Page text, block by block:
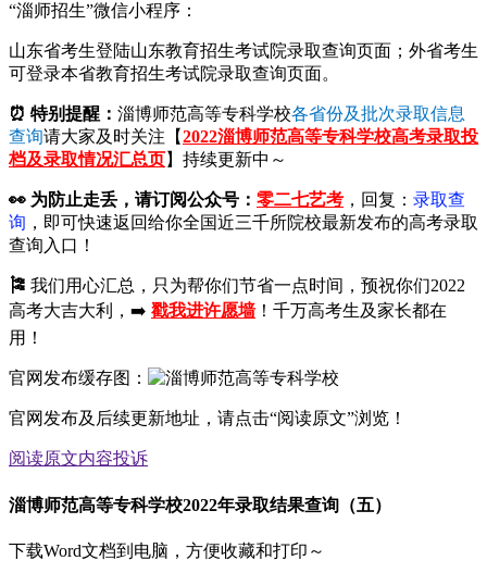
“淄师招生”微信小程序：
山东省考生登陆山东教育招生考试院录取查询页面；外省考生
可登录本省教育招生考试院录取查询页面。
⏰ 特别提醒： 淄博师范高等专科学校各省份及批次录取信息
查询请大家及时关注【2022淄博师范高等专科学校高考录取投
档及录取情况汇总页】持续更新中～
👀 为防止走丢，请订阅公众号： 零二七艺考 ，回复： 录取查
询 ，即可快速返回给你全国近三千所院校最新发布的高考录取
查询入口！
🎏 我们用心汇总，只为帮你们节省一点时间，预祝你们2022
高考大吉大利，➡️ 戳我进许愿墙！千万高考生及家长都在
用！
官网发布缓存图：
官网发布及后续更新地址，请点击“阅读原文”浏览！
阅读原文内容投诉
淄博师范高等专科学校2022年录取结果查询（五）
下载Word文档到电脑，方便收藏和打印～